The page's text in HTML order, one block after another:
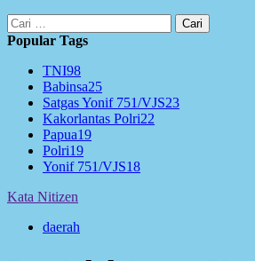
Cari
untuk:
Popular Tags
TNI98
Babinsa25
Satgas Yonif 751/VJS23
Kakorlantas Polri22
Papua19
Polri19
Yonif 751/VJS18
Kata Nitizen
daerah